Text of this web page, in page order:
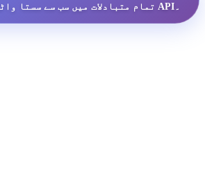
تمام متبادلات میں سب سے سستا واٹس ایپ پروفائل API۔